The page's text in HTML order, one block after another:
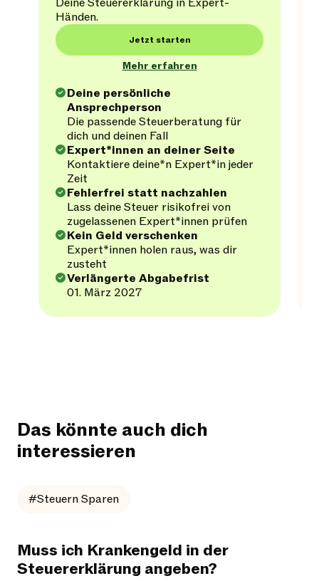
Händen.
Jetzt starten
Mehr erfahren
Deine persönliche
Ansprechperson
Die passende Steuerberatung für
dich und deinen Fall
Expert*innen an deiner Seite
Kontaktiere deine*n Expert*in jeder
Zeit
Fehlerfrei statt nachzahlen
Lass deine Steuer risikofrei von
zugelassenen Expert*innen prüfen
Kein Geld verschenken
Expert*innen holen raus, was dir
zusteht
Verlängerte Abgabefrist
01. März 2027
Das könnte auch dich
interessieren
#Steuern Sparen
Muss ich Krankengeld in der
Steuererklärung angeben?